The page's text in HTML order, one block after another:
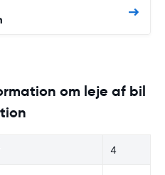
om leje af bil
4